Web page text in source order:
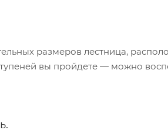
размеров лестница,
вы пройдете — можно